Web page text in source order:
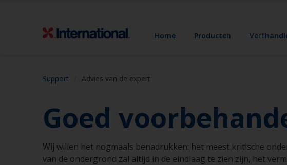
Home Producten
Support Advies van de expert
Goed
Wij willen het nogmaals benadrukken: het meest kritische
van de ondergrond zal altijd in de eindlaag te zien zijn, het